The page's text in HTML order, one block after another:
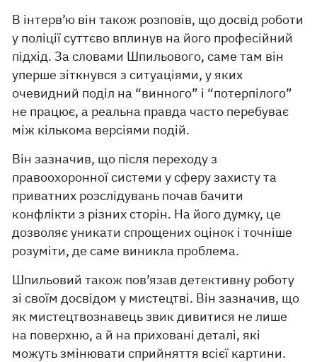
В інтерв’ю він також розповів, що досвід роботи
у поліції суттєво вплинув на його професійний
підхід. За словами Шпильового, саме там він
уперше зіткнувся з ситуаціями, у яких
очевидний поділ на “винного” і “потерпілого”
не працює, а реальна правда часто перебуває
між кількома версіями подій.
Він зазначив, що після переходу з
правоохоронної системи у сферу захисту та
приватних розслідувань почав бачити
конфлікти з різних сторін. На його думку, це
дозволяє уникати спрощених оцінок і точніше
розуміти, де саме виникла проблема.
Шпильовий також пов’язав детективну роботу
зі своїм досвідом у мистецтві. Він зазначив, що
як мистецтвознавець звик дивитися не лише
на поверхню, а й на приховані деталі, які
можуть змінювати сприйняття всієї картини.